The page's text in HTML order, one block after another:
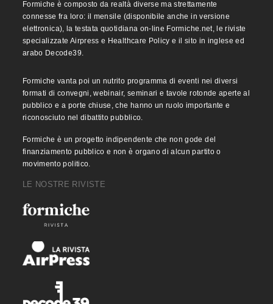
Formiche è composto da realtà diverse ma strettamente
connesse fra loro: il mensile (disponibile anche in versione
elettronica), la testata quotidiana on-line Formiche.net, le riviste
specializzate Airpress e Healthcare Policy e il sito in inglese ed
arabo Decode39.
Formiche vanta poi un nutrito programma di eventi nei diversi
formati di convegni, webinair, seminari e tavole rotonde aperte al
pubblico e a porte chiuse, che hanno un ruolo importante e
riconosciuto nel dibattito pubblico.
Formiche è un progetto indipendente che non gode del
finanziamento pubblico e non è organo di alcun partito o
movimento politico.
LE NOSTRE RIVISTE